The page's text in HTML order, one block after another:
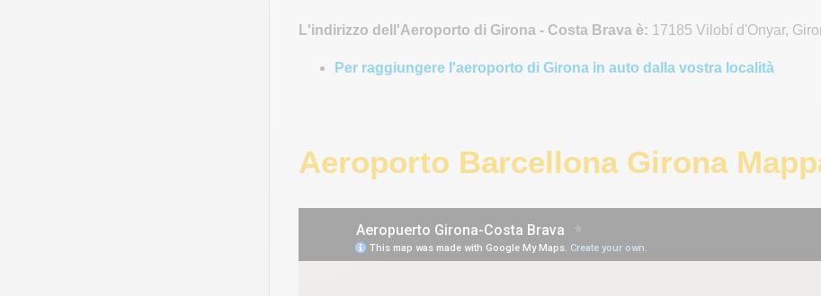
L'indirizzo dell'Aeroporto di Girona - Costa Brava è: 17185 Vilobí d'Onyar,
Per raggiungere l'aeroporto di Girona in auto dalla vostra località
Aeroporto Barcellona Girona